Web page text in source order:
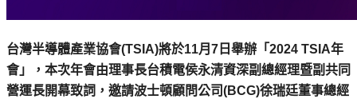
台灣半導體產業協會(TSIA)將於11月 7 日舉辦「2024 TSIA年
會」，本次年會由理事長台積電侯永清資深副總經理暨副共同
營運長開幕致詞，邀請波士頓顧問公司(BCG)徐瑞廷董事總經